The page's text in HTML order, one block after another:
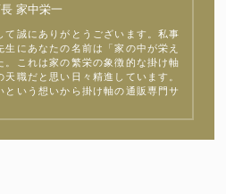
長 家中栄一
て誠にありがとうございます。私事
にあなたの名前は「家の中が栄え
。これは家の繁栄の象徴的な掛け軸
職だと思い日々精進しています。
という想いから掛け軸の通販専門サ